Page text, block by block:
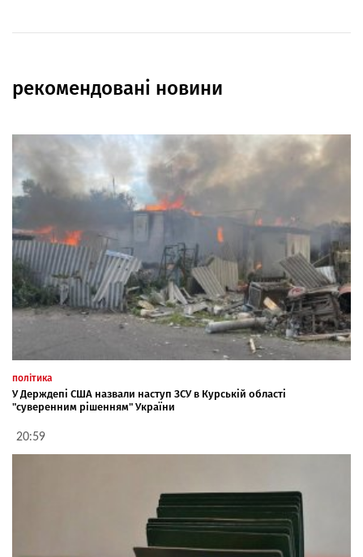
рекомендовані новини
політика
У Держдепі США назвали наступ ЗСУ в Курській області
"суверенним рішенням" України
20:59